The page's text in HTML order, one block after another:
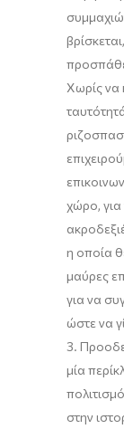
Χωρίς να
χώρο,
η οποία
μαύρες
για να
ώστε να
3.
μία
στην